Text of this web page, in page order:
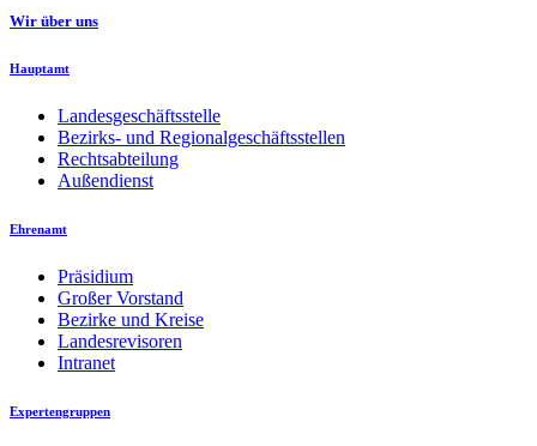
Wir über uns
Hauptamt
Landesgeschäftsstelle
Bezirks- und Regionalgeschäftsstellen
Rechtsabteilung
Außendienst
Ehrenamt
Präsidium
Großer Vorstand
Bezirke und Kreise
Landesrevisoren
Intranet
Expertengruppen